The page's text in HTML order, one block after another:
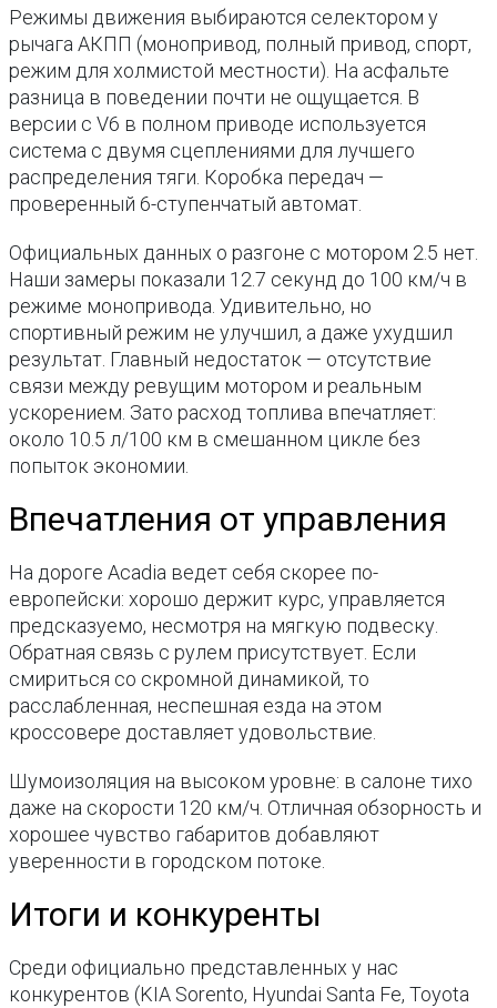
Режимы движения выбираются селектором у
рычага АКПП (монопривод, полный привод, спорт,
режим для холмистой местности). На асфальте
разница в поведении почти не ощущается. В
версии с V6 в полном приводе используется
система с двумя сцеплениями для лучшего
распределения тяги. Коробка передач —
проверенный 6-ступенчатый автомат.
Официальных данных о разгоне с мотором 2.5 нет.
Наши замеры показали 12.7 секунд до 100 км/ч в
режиме монопривода. Удивительно, но
спортивный режим не улучшил, а даже ухудшил
результат. Главный недостаток — отсутствие
связи между ревущим мотором и реальным
ускорением. Зато расход топлива впечатляет:
около 10.5 л/100 км в смешанном цикле без
попыток экономии.
Впечатления от управления
На дороге Acadia ведет себя скорее по-
европейски: хорошо держит курс, управляется
предсказуемо, несмотря на мягкую подвеску.
Обратная связь с рулем присутствует. Если
смириться со скромной динамикой, то
расслабленная, неспешная езда на этом
кроссовере доставляет удовольствие.
Шумоизоляция на высоком уровне: в салоне тихо
даже на скорости 120 км/ч. Отличная обзорность и
хорошее чувство габаритов добавляют
уверенности в городском потоке.
Итоги и конкуренты
Среди официально представленных у нас
конкурентов (KIA Sorento, Hyundai Santa Fe, Toyota